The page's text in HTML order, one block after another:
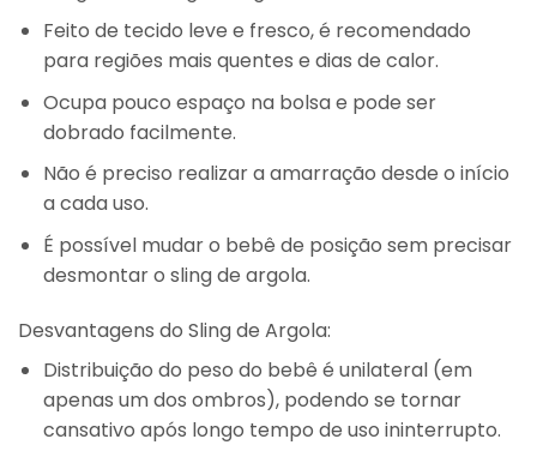
Feito de tecido leve e fresco, é recomendado
para regiões mais quentes e dias de calor.
Ocupa pouco espaço na bolsa e pode ser
dobrado facilmente.
Não é preciso realizar a amarração desde o início
a cada uso.
É possível mudar o bebê de posição sem precisar
desmontar o sling de argola.
Desvantagens do Sling de Argola:
Distribuição do peso do bebê é unilateral (em
apenas um dos ombros), podendo se tornar
cansativo após longo tempo de uso ininterrupto.